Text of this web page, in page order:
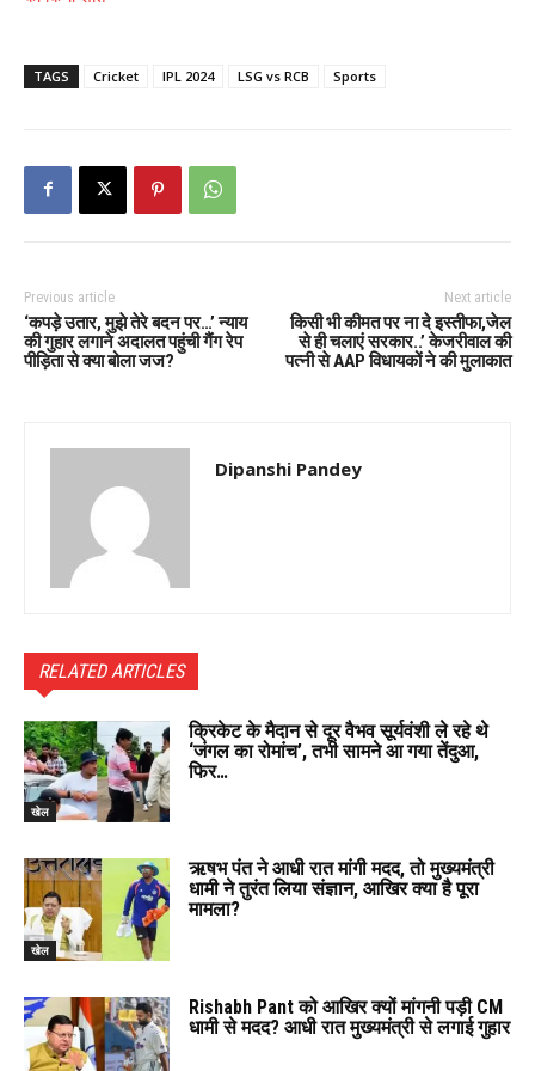
TAGS Cricket IPL 2024 LSG vs RCB Sports
Previous article
‘कपड़े उतार, मुझे तेरे बदन पर…’ न्याय
की गुहार लगाने अदालत पहुंची गैंग रेप
पीड़िता से क्या बोला जज?
Next article
किसी भी कीमत पर ना दे इस्तीफा,जेल
से ही चलाएं सरकार..’ केजरीवाल की
पत्नी से AAP विधायकों ने की मुलाकात
Dipanshi Pandey
RELATED ARTICLES
खेल
क्रिकेट के मैदान से दूर वैभव सूर्यवंशी ले रहे थे
‘जंगल का रोमांच’, तभी सामने आ गया तेंदुआ,
फिर…
खेल
ऋषभ पंत ने आधी रात मांगी मदद, तो मुख्यमंत्री
धामी ने तुरंत लिया संज्ञान, आखिर क्या है पूरा
मामला?
Rishabh Pant को आखिर क्यों मांगनी पड़ी CM
धामी से मदद? आधी रात मुख्यमंत्री से लगाई गुहार